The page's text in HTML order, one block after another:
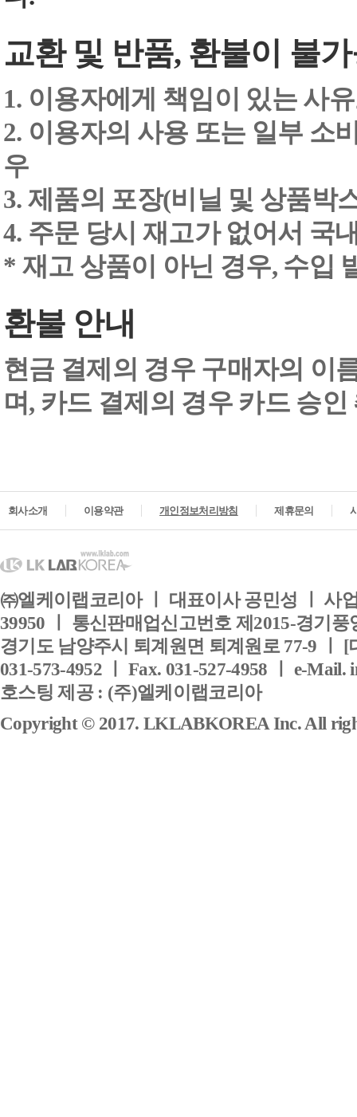
교환 및 반품, 환불이 불
1. 이용자에게 책임이 있는 사
2. 이용자의 사용 또는 일부 소
우
3. 제품의 포장(비닐 및 상품박
4. 주문 당시 재고가 없어서 국
* 재고 상품이 아닌 경우, 수입
환불 안내
현금 결제의 경우 구매자의 이
며, 카드 결제의 경우 카드 승
회사소개 이용약관 개인정보처리방침 제휴문의
㈜엘케이랩코리아 ㅣ 대표이사 공민성 ㅣ 사
39950 ㅣ 통신판매업신고번호 제2015-경기풍
경기도 남양주시 퇴계원면 퇴계원로 77-9 ㅣ
031-573-4952 ㅣ Fax. 031-527-4958 ㅣ e-Mail.
호스팅 제공 : (주)엘케이랩코리아
Copyright © 2017. LKLABKOREA Inc. All